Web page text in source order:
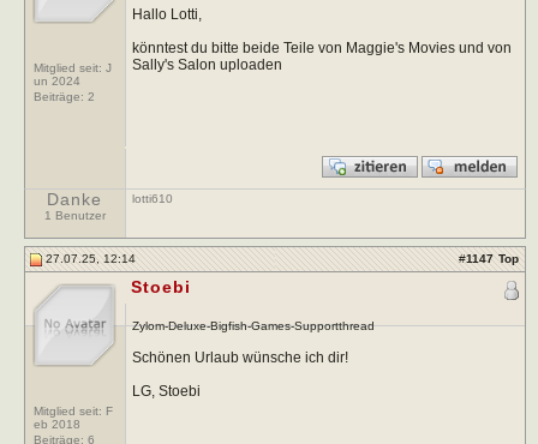
Mitglied seit: J
un 2024
Beiträge: 2
Hallo Lotti,
könntest du bitte beide Teile von Maggie's Movies und von
Sally's Salon uploaden
Danke
1 Benutzer
lotti610
27.07.25, 12:14 #1147 Top
Mitglied seit: F
eb 2018
Beiträge: 6
Stoebi
Zylom-Deluxe-Bigfish-Games-Supportthread
Schönen Urlaub wünsche ich dir!
LG, Stoebi